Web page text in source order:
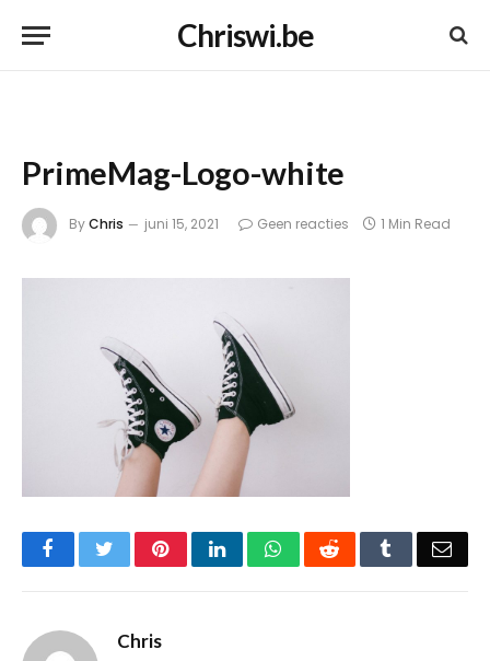
Chriswi.be
PrimeMag-Logo-white
ByChris juni 15, 2021 Geen reacties 1 Min Read
FacebookTwitterPinterestLinkedInWhatsAppReddit Tumblr
Chris